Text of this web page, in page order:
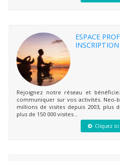
ESPACE
INSCRIPTION
Rejoignez notre réseau et
communiquer sur vos activités. Neo-
millions de visites depuis 2003, plus
plus de 150 000 visites...
Cliquez ici